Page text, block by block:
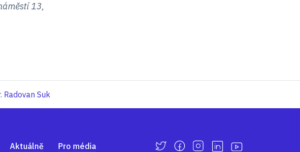
13,
Radovan Suk
Aktuálně
Pro média